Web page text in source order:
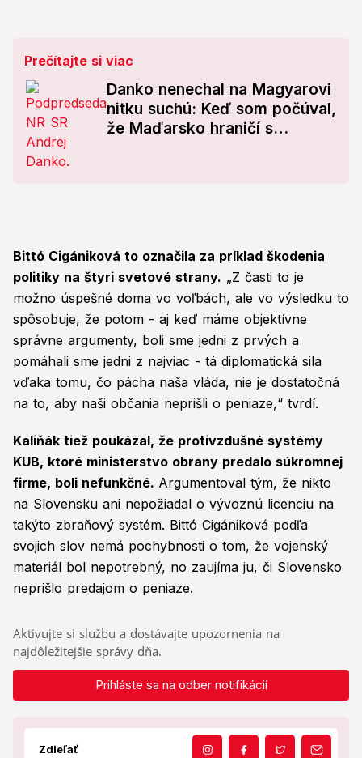
Prečítajte si viac
Danko nenechal na Magyarovi
nitku suchú: Keď som počúval,
že Maďarsko hraničí s
Bittó Cigániková to označila za príklad škodenia
politiky na štyri svetové strany. „Z časti to je
možno úspešné doma vo voľbách, ale vo výsledku to
spôsobuje, že potom - aj keď máme objektívne
správne argumenty, boli sme jedni z prvých a
pomáhali sme jedni z najviac - tá diplomatická sila
vďaka tomu, čo pácha naša vláda, nie je dostatočná
na to, aby naši občania neprišli o peniaze,“ tvrdí.
Kaliňák tiež poukázal, že protivzdušné systémy
KUB, ktoré ministerstvo obrany predalo súkromnej
firme, boli nefunkčné. Argumentoval tým, že nikto
na Slovensku ani nepožiadal o vývoznú licenciu na
takýto zbraňový systém. Bittó Cigániková podľa
svojich slov nemá pochybnosti o tom, že vojenský
materiál bol nepotrebný, no zaujíma ju, či Slovensko
neprišlo predajom o peniaze.
Aktivujte si službu a dostávajte upozornenia na
najdôležitejšie správy dňa.
Prihláste sa na odber notifikácií
Zdieľať